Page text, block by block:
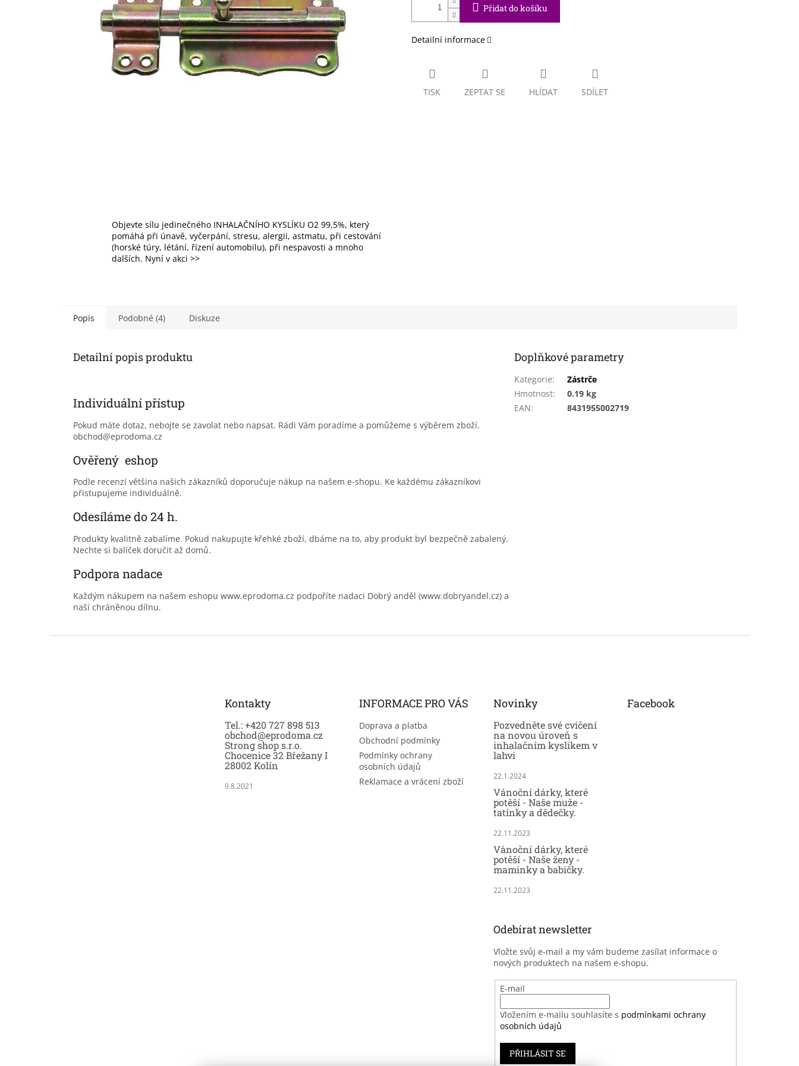
Přidat do košíku
Detailní informace
TISK ZEPTAT SE HLÍDAT SDÍLET
Objevte sílu jedinečného INHALAČNÍHO KYSLÍKU O2 99,5%, který
pomáhá při únavě, vyčerpání, stresu, alergii, astmatu, při cestování
(horské túry, létání, řízení automobilu), při nespavosti a mnoho
dalších. Nyní v akci >>
Popis Podobné (4) Diskuze
Detailní popis produktu
Individuální přístup
Pokud máte dotaz, nebojte se zavolat nebo napsat. Rádi Vám poradíme a pomůžeme s výběrem zboží.
obchod@eprodoma.cz
Ověřený eshop
Podle recenzí většina našich zákazníků doporučuje nákup na našem e-shopu. Ke každému zákazníkovi
přistupujeme individuálně.
Odesíláme do 24 h.
Produkty kvalitně zabalíme. Pokud nakupujte křehké zboží, dbáme na to, aby produkt byl bezpečně zabalený.
Nechte si balíček doručit až domů.
Podpora nadace
Každým nákupem na našem eshopu www.eprodoma.cz podpoříte nadaci Dobrý anděl (www.dobryandel.cz) a
naší chráněnou dílnu.
Doplňkové parametry
Kategorie:
Zástrče
Hmotnost:
0.19 kg
EAN: 8431955002719
Kontakty
Tel.: +420 727 898 513
obchod@eprodoma.cz
Strong shop s.r.o.
Chocenice 32 Břežany I
28002 Kolín
9.8.2021
INFORMACE PRO VÁS
Doprava a platba
Obchodní podmínky
Podmínky ochrany
osobních údajů
Reklamace a vrácení zboží
Novinky
Pozvedněte své cvičení
na novou úroveň s
inhalačním kyslíkem v
lahvi
22.1.2024
Vánoční dárky, které
potěší - Naše muže -
tatínky a dědečky.
22.11.2023
Vánoční dárky, které
potěší - Naše ženy -
maminky a babičky.
22.11.2023
Facebook
Odebírat newsletter
Vložte svůj e-mail a my vám budeme zasílat informace o
nových produktech na našem e-shopu.
E-mail
Vložením e-mailu souhlasíte s podmínkami ochrany
osobních údajů
PŘIHLÁSIT SE